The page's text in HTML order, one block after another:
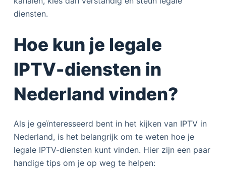
diensten.
Hoe kun je legale
IPTV-diensten in
Nederland vinden?
Als je geïnteresseerd bent in het kijken van IPTV in
Nederland, is het belangrijk om te weten hoe je
legale IPTV-diensten kunt vinden. Hier zijn een paar
handige tips om je op weg te helpen: